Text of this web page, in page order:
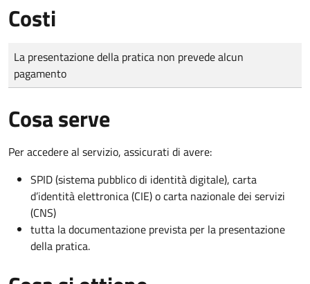
Costi
Tipo di pagamento
Importo
La presentazione della pratica non prevede alcun
pagamento
Cosa serve
Per accedere al servizio, assicurati di avere:
SPID (sistema pubblico di identità digitale), carta
d’identità elettronica (CIE) o carta nazionale dei servizi
(CNS)
tutta la documentazione prevista per la presentazione
della pratica.